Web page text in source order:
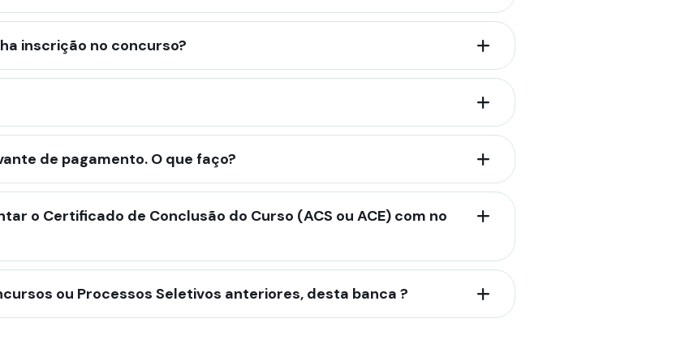
inscrição no concurso?
de pagamento. O que faço?
o Certificado de Conclusão do Curso (ACS ou ACE) com no
ou Processos Seletivos anteriores, desta banca ?